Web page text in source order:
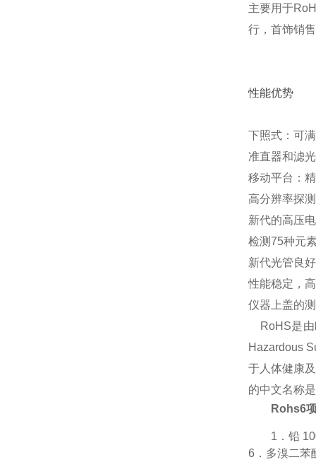
主要用于
行，首饰销
性能优势
下照式：可
准直器和滤
移动平台：
高分辨率探
新代的高压
检测75种元
新代光管良
性能稳定，
仪器上盖的
RoHS是由
Hazardous
于人体健康
的中文名称
Rohs6
1．铅
6．多溴二苯